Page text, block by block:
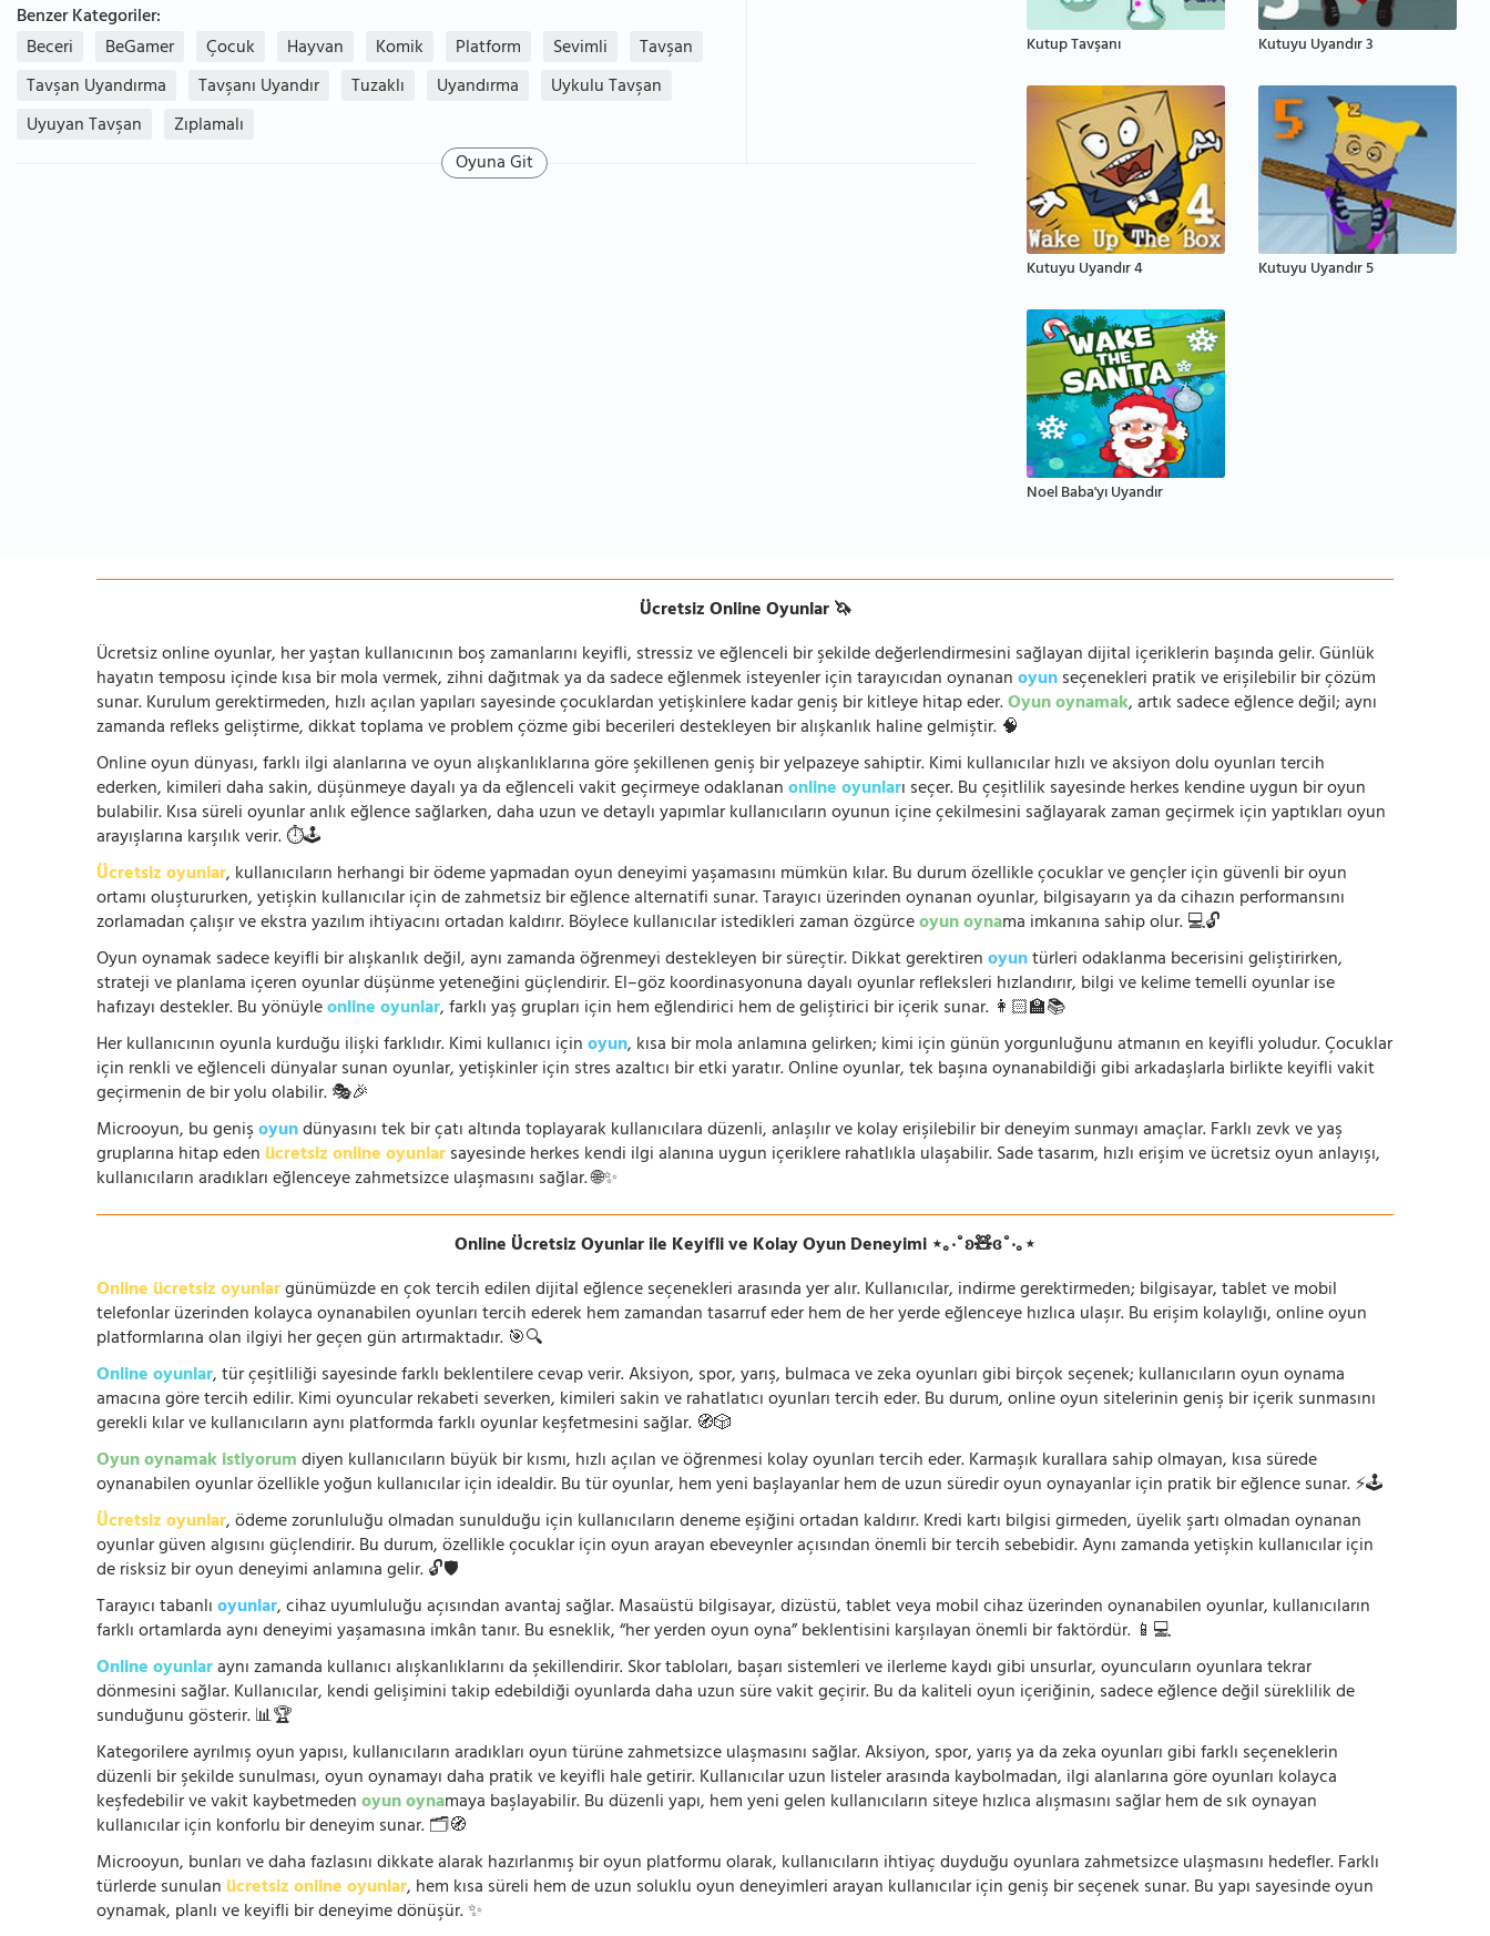
Benzer Kategoriler:
Beceri
BeGamer Çocuk Hayvan Komik Platform Sevimli
Tavşan
Tavşan Uyandırma
Tavşanı Uyandır Tuzaklı Uyandırma
Uykulu Tavşan
Uyuyan Tavşan
Zıplamalı
Oyuna Git
Kutup Tavşanı Kutuyu Uyandır 3
Kutuyu Uyandır 4 Kutuyu Uyandır 5
Noel Baba'yı Uyandır
Ücretsiz Online Oyunlar 🦄
Ücretsiz online oyunlar, her yaştan kullanıcının boş zamanlarını keyifli, stressiz ve eğlenceli bir şekilde değerlendirmesini sağlayan dijital içeriklerin başında gelir. Günlük
hayatın temposu içinde kısa bir mola vermek, zihni dağıtmak ya da sadece eğlenmek isteyenler için tarayıcıdan oynananoyunseçenekleri pratik ve erişilebilir bir çözüm
sunar. Kurulum gerektirmeden, hızlı açılan yapıları sayesinde çocuklardan yetişkinlere kadar geniş bir kitleye hitap eder.Oyun oynamak, artık sadece eğlence değil; aynı
zamanda refleks geliştirme, dikkat toplama ve problem çözme gibi becerileri destekleyen bir alışkanlık haline gelmiştir. 🧠
Online oyun dünyası, farklı ilgi alanlarına ve oyun alışkanlıklarına göre şekillenen geniş bir yelpazeye sahiptir. Kimi kullanıcılar hızlı ve aksiyon dolu oyunları tercih
ederken, kimileri daha sakin, düşünmeye dayalı ya da eğlenceli vakit geçirmeye odaklananonline oyunları seçer. Bu çeşitlilik sayesinde herkes kendine uygun bir oyun
bulabilir. Kısa süreli oyunlar anlık eğlence sağlarken, daha uzun ve detaylı yapımlar kullanıcıların oyunun içine çekilmesini sağlayarak zaman geçirmek için yaptıkları oyun
arayışlarına karşılık verir. ⏱️🕹️
Ücretsiz oyunlar, kullanıcıların herhangi bir ödeme yapmadan oyun deneyimi yaşamasını mümkün kılar. Bu durum özellikle çocuklar ve gençler için güvenli bir oyun
ortamı oluştururken, yetişkin kullanıcılar için de zahmetsiz bir eğlence alternatifi sunar. Tarayıcı üzerinden oynanan oyunlar, bilgisayarın ya da cihazın performansını
zorlamadan çalışır ve ekstra yazılım ihtiyacını ortadan kaldırır. Böylece kullanıcılar istedikleri zaman özgürceoyun oynama imkanına sahip olur. 💻🔓
Oyun oynamak sadece keyifli bir alışkanlık değil, aynı zamanda öğrenmeyi destekleyen bir süreçtir. Dikkat gerektirenoyuntürleri odaklanma becerisini geliştirirken,
strateji ve planlama içeren oyunlar düşünme yeteneğini güçlendirir. El–göz koordinasyonuna dayalı oyunlar refleksleri hızlandırır, bilgi ve kelime temelli oyunlar ise
hafızayı destekler. Bu yönüyleonline oyunlar, farklı yaş grupları için hem eğlendirici hem de geliştirici bir içerik sunar. 👩🏻‍🏫📚
Her kullanıcının oyunla kurduğu ilişki farklıdır. Kimi kullanıcı içinoyun, kısa bir mola anlamına gelirken; kimi için günün yorgunluğunu atmanın en keyifli yoludur. Çocuklar
için renkli ve eğlenceli dünyalar sunan oyunlar, yetişkinler için stres azaltıcı bir etki yaratır. Online oyunlar, tek başına oynanabildiği gibi arkadaşlarla birlikte keyifli vakit
geçirmenin de bir yolu olabilir. 🎭🎉
Microoyun, bu genişoyundünyasını tek bir çatı altında toplayarak kullanıcılara düzenli, anlaşılır ve kolay erişilebilir bir deneyim sunmayı amaçlar. Farklı zevk ve yaş
gruplarına hitap eden ücretsiz online oyunlarsayesinde herkes kendi ilgi alanına uygun içeriklere rahatlıkla ulaşabilir. Sade tasarım, hızlı erişim ve ücretsiz oyun anlayışı,
kullanıcıların aradıkları eğlenceye zahmetsizce ulaşmasını sağlar. 🌐✨
Online Ücretsiz Oyunlar ile Keyifli ve Kolay Oyun Deneyimi ⋆｡‧˚ʚ🧸ɞ˚‧｡⋆
Online ücretsiz oyunlargünümüzde en çok tercih edilen dijital eğlence seçenekleri arasında yer alır. Kullanıcılar, indirme gerektirmeden; bilgisayar, tablet ve mobil
telefonlar üzerinden kolayca oynanabilen oyunları tercih ederek hem zamandan tasarruf eder hem de her yerde eğlenceye hızlıca ulaşır. Bu erişim kolaylığı, online oyun
platformlarına olan ilgiyi her geçen gün artırmaktadır. 🎯🔍
Online oyunlar, tür çeşitliliği sayesinde farklı beklentilere cevap verir. Aksiyon, spor, yarış, bulmaca ve zeka oyunları gibi birçok seçenek; kullanıcıların oyun oynama
amacına göre tercih edilir. Kimi oyuncular rekabeti severken, kimileri sakin ve rahatlatıcı oyunları tercih eder. Bu durum, online oyun sitelerinin geniş bir içerik sunmasını
gerekli kılar ve kullanıcıların aynı platformda farklı oyunlar keşfetmesini sağlar. 🧭🎲
Oyun oynamak istiyorumdiyen kullanıcıların büyük bir kısmı, hızlı açılan ve öğrenmesi kolay oyunları tercih eder. Karmaşık kurallara sahip olmayan, kısa sürede
oynanabilen oyunlar özellikle yoğun kullanıcılar için idealdir. Bu tür oyunlar, hem yeni başlayanlar hem de uzun süredir oyun oynayanlar için pratik bir eğlence sunar. ⚡🕹️
Ücretsiz oyunlar, ödeme zorunluluğu olmadan sunulduğu için kullanıcıların deneme eşiğini ortadan kaldırır. Kredi kartı bilgisi girmeden, üyelik şartı olmadan oynanan
oyunlar güven algısını güçlendirir. Bu durum, özellikle çocuklar için oyun arayan ebeveynler açısından önemli bir tercih sebebidir. Aynı zamanda yetişkin kullanıcılar için
de risksiz bir oyun deneyimi anlamına gelir. 🔓🛡️
Tarayıcı tabanlıoyunlar, cihaz uyumluluğu açısından avantaj sağlar. Masaüstü bilgisayar, dizüstü, tablet veya mobil cihaz üzerinden oynanabilen oyunlar, kullanıcıların
farklı ortamlarda aynı deneyimi yaşamasına imkân tanır. Bu esneklik, “her yerden oyun oyna” beklentisini karşılayan önemli bir faktördür. 📱💻
Online oyunlaraynı zamanda kullanıcı alışkanlıklarını da şekillendirir. Skor tabloları, başarı sistemleri ve ilerleme kaydı gibi unsurlar, oyuncuların oyunlara tekrar
dönmesini sağlar. Kullanıcılar, kendi gelişimini takip edebildiği oyunlarda daha uzun süre vakit geçirir. Bu da kaliteli oyun içeriğinin, sadece eğlence değil süreklilik de
sunduğunu gösterir. 📊🏆
Kategorilere ayrılmış oyun yapısı, kullanıcıların aradıkları oyun türüne zahmetsizce ulaşmasını sağlar. Aksiyon, spor, yarış ya da zeka oyunları gibi farklı seçeneklerin
düzenli bir şekilde sunulması, oyun oynamayı daha pratik ve keyifli hale getirir. Kullanıcılar uzun listeler arasında kaybolmadan, ilgi alanlarına göre oyunları kolayca
keşfedebilir ve vakit kaybetmedenoyun oynamaya başlayabilir. Bu düzenli yapı, hem yeni gelen kullanıcıların siteye hızlıca alışmasını sağlar hem de sık oynayan
kullanıcılar için konforlu bir deneyim sunar. 🗂️🧭
Microoyun, bunları ve daha fazlasını dikkate alarak hazırlanmış bir oyun platformu olarak, kullanıcıların ihtiyaç duyduğu oyunlara zahmetsizce ulaşmasını hedefler. Farklı
türlerde sunulan ücretsiz online oyunlar, hem kısa süreli hem de uzun soluklu oyun deneyimleri arayan kullanıcılar için geniş bir seçenek sunar. Bu yapı sayesinde oyun
oynamak, planlı ve keyifli bir deneyime dönüşür. ✨